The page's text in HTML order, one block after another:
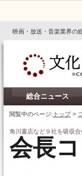
映画・放送・音楽業界の
総合ニュース
閲覧中のページ: トップ>
角川書店など９社を吸収
会長